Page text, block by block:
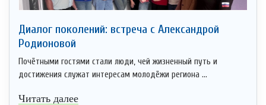
Диалог поколений: встреча с Александрой
Родионовой
Почётными гостями стали люди, чей жизненный путь и
достижения служат интересам молодёжи региона ...
Читать далее